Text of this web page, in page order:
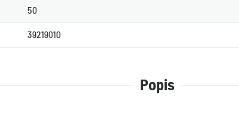
50
39219010
Popis